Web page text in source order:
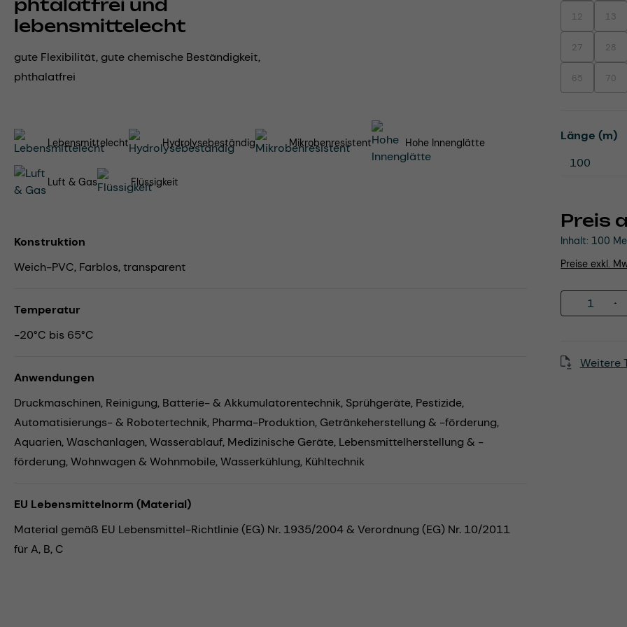
phtalatfrei und
lebensmittelecht
gute Flexibilität, gute chemische Beständigkeit,
phthalatfrei
Preis
Inhalt: 100
Preise exkl.
12(Diese 13
27(Diese 28
65(Diese 70
Länge (m)
Weitere
Lebensmittelecht Hydrolysebeständig Mikrobenresistent Hohe Innenglätte
Luft & Gas Flüssigkeit
Konstruktion
Weich-PVC, Farblos, transparent
Temperatur
-20°C bis 65°C
Anwendungen
Druckmaschinen, Reinigung, Batterie- & Akkumulatorentechnik, Sprühgeräte, Pestizide,
Automatisierungs- & Robotertechnik, Pharma-Produktion, Getränkeherstellung & -förderung,
Aquarien,Waschanlagen,Wasserablauf, Medizinische Geräte, Lebensmittelherstellung & -
förderung,Wohnwagen & Wohnmobile,Wasserkühlung, Kühltechnik
EU Lebensmittelnorm (Material)
Material gemäß EU Lebensmittel-Richtlinie (EG) Nr. 1935/2004 & Verordnung (EG) Nr. 10/2011
für A, B, C